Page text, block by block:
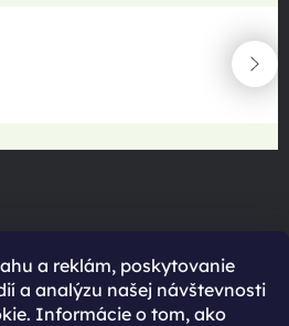
a reklám, poskytovanie
a analýzu našej návštevnosti
Informácie o tom, ako